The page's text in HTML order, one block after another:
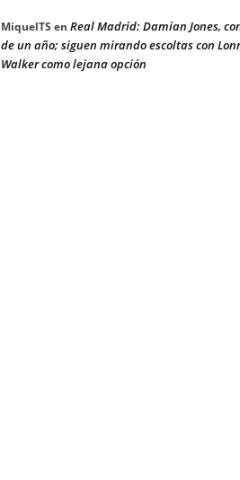
MiquelTS en Real Madrid: Damian Jones,
de un año; siguen mirando escoltas con
Walker como lejana opción